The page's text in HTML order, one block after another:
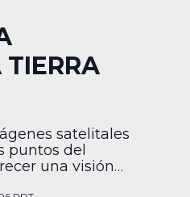
TIERRA
satelitales
puntos del
una visión